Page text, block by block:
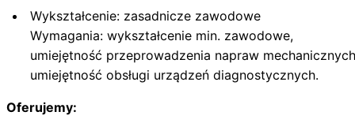
Wykształcenie: zasadnicze zawodowe
Wymagania: wykształcenie min. zawodowe,
umiejętność przeprowadzenia napraw
umiejętność obsługi urządzeń diagnostycznych.
Oferujemy: